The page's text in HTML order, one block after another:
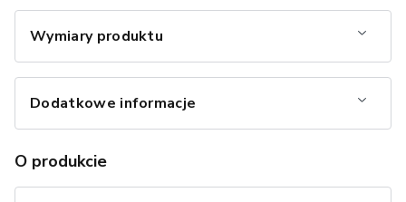
Wymiary produktu
Dodatkowe informacje
O produkcie